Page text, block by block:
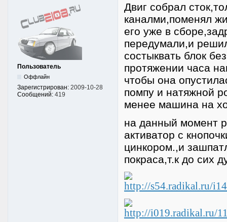
Пользователь
Оффлайн
Зарегистрирован: 2009-10-28
Сообщений: 419
Двиг собрал
каналми,поменял
его уже в
передумали,и
состыквать блок
протяжении часа
чтобы она
помпу и натяжной
менее машина на
на данный момент
активатор с
цинкором.,и
покраса,т.к до сих